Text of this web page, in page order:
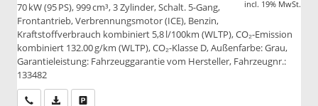
incl. 19% MwSt.
70 kW (95 PS), 999 cm³, 3 Zylinder, Schalt. 5-Gang,
Frontantrieb, Verbrennungsmotor (ICE), Benzin,
Kraftstoffverbrauch kombiniert 5,8 l/100km (WLTP), CO₂-Emission
kombiniert 132.00 g/km (WLTP), CO₂-Klasse D, Außenfarbe: Grau,
Garantieleistung: Fahrzeuggarantie vom Hersteller, Fahrzeugnr.:
133482
Wir rufen Sie anPDF-Datei, Fahrzeugexposé drucken